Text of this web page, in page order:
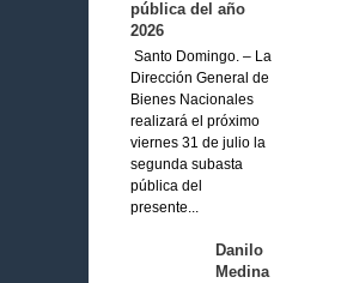
pública del año
2026
Santo Domingo. – La
Dirección General de
Bienes Nacionales
realizará el próximo
viernes 31 de julio la
segunda subasta
pública del
presente...
Danilo
Medina